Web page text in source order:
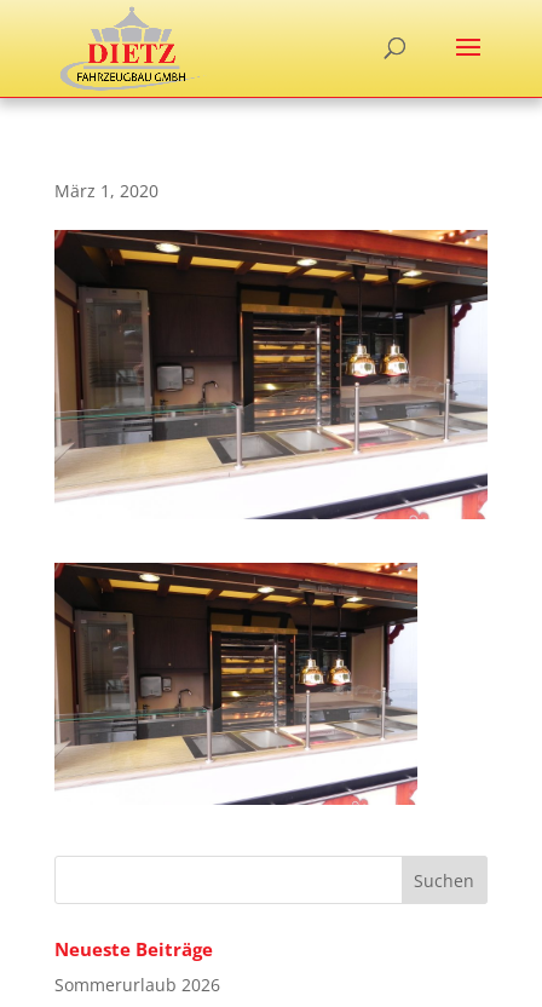
März 1, 2020
Neueste Beiträge
Sommerurlaub 2026